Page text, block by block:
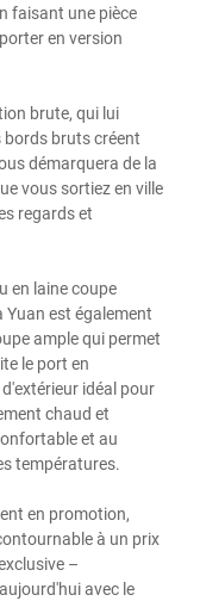
faisant une pièce
en version
brute, qui lui
bords bruts créent
démarquera de la
vous sortiez en ville
regards et
en laine coupe
est également
ample qui permet
le port en
idéal pour
chaud et
et au
températures.
en promotion,
à un prix
–
avec le